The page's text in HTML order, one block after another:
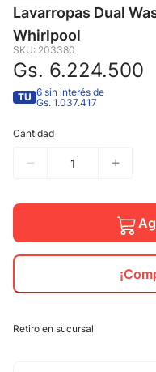
Lavarropas Dual
Whirlpool
SKU: 203380
Gs. 6.224.500
TU 6 sin interés de
Gs. 1.037.417
Cantidad
Retiro en sucursal
5. botin
6. mochila
7. nike
8. todo terreno
9.
adidas mujer